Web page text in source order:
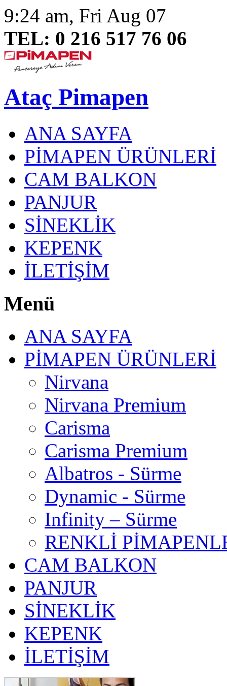
9:24 am, Fri Aug 07
TEL: 0 216 517 76 06
Ataç Pimapen
ANA SAYFA
PİMAPEN ÜRÜNLERİ
CAM BALKON
PANJUR
SİNEKLİK
KEPENK
İLETİŞİM
Menü
ANA SAYFA
PİMAPEN ÜRÜNLERİ
Nirvana
Nirvana Premium
Carisma
Carisma Premium
Albatros - Sürme
Dynamic - Sürme
Infinity – Sürme
RENKLİ
CAM BALKON
PANJUR
SİNEKLİK
KEPENK
İLETİŞİM